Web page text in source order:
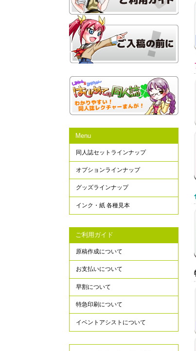
Menu
同人誌セットラインナップ
オプションラインナップ
グッズラインナップ
インク・紙 各種見本
ご利用ガイド
原稿作成について
お支払いについて
早割について
特急印刷について
イベントアシストについて